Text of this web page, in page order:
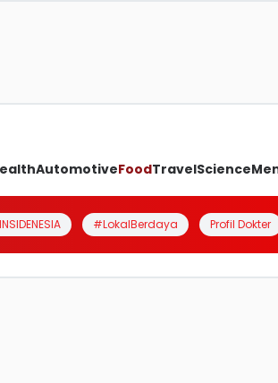
AutomotiveFoodTravelScience
INSIDENESIA #LokalBerdaya Profil Dokter